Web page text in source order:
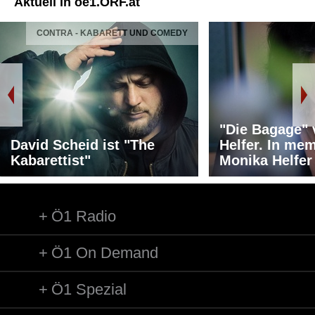
CONTRA - KABARETT UND COMEDY
David Scheid ist "The
Kabarettist"
"Die Bagage"
Helfer. In
Monika Helfer
Ö1 Radio
Ö1 On Demand
Ö1 Spezial